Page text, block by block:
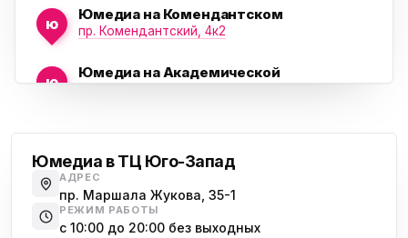
ю
Юмедиа на Комендантском
пр. Комендантский, 4к2
ю
Юмедиа на Академической
Юмедиа на Наставников
пр. Наставников 35
Юмедиа в ТЦ Юго-Запад
АДРЕС
пр. Маршала Жукова, 35-1
РЕЖИМ РАБОТЫ
с 10:00 до 20:00 без выходных